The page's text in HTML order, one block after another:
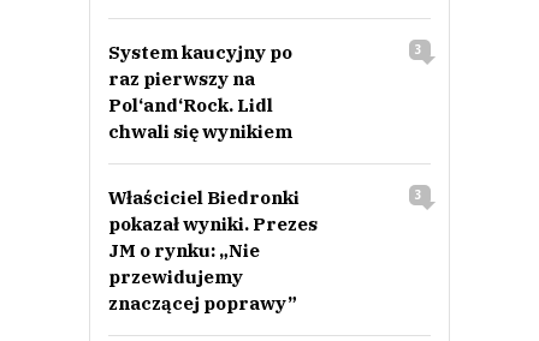
System kaucyjny po
raz pierwszy na
Pol‘and‘Rock. Lidl
chwali się wynikiem
3
Właściciel Biedronki
pokazał wyniki. Prezes
JM o rynku: „Nie
przewidujemy
znaczącej poprawy”
3